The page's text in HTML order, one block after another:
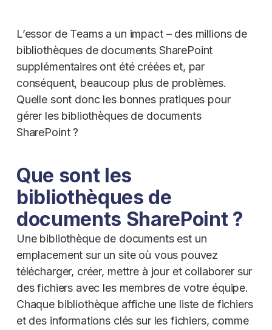
L’essor de Teams a un impact – des millions de
bibliothèques de documents SharePoint
supplémentaires ont été créées et, par
conséquent, beaucoup plus de problèmes.
Quelle sont donc les bonnes pratiques pour
gérer les bibliothèques de documents
SharePoint ?
Que sont les
bibliothèques de
documents SharePoint ?
Une bibliothèque de documents est un
emplacement sur un site où vous pouvez
télécharger, créer, mettre à jour et collaborer sur
des fichiers avec les membres de votre équipe.
Chaque bibliothèque affiche une liste de fichiers
et des informations clés sur les fichiers, comme